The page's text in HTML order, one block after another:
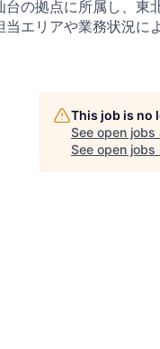
台の拠点に所属し、東
当エリアや業務状況
This job is no
See open jobs
See open jobs